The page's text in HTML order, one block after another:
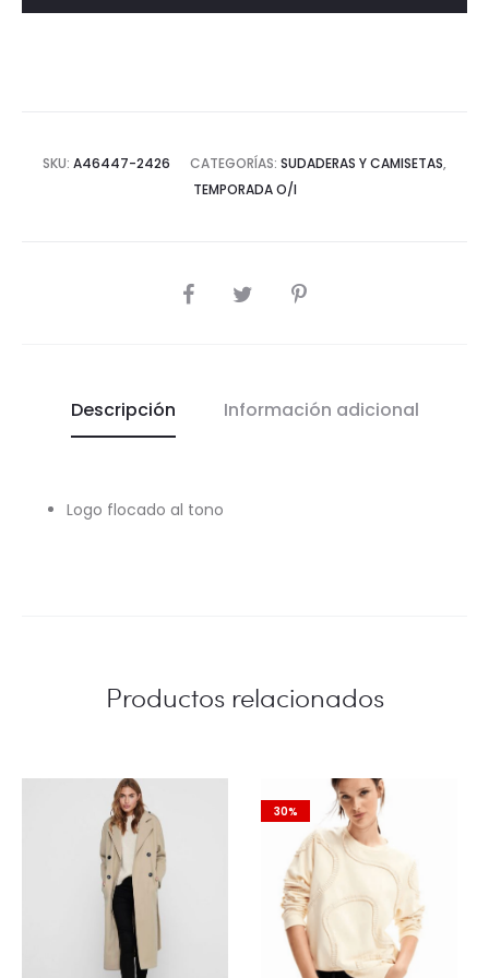
SKU: A46447-2426 CATEGORÍAS: SUDADERAS Y CAMISETAS,
TEMPORADA O/I
COMPARTIR
Descripción Información adicional
Logo flocado al tono
Productos relacionados
30%